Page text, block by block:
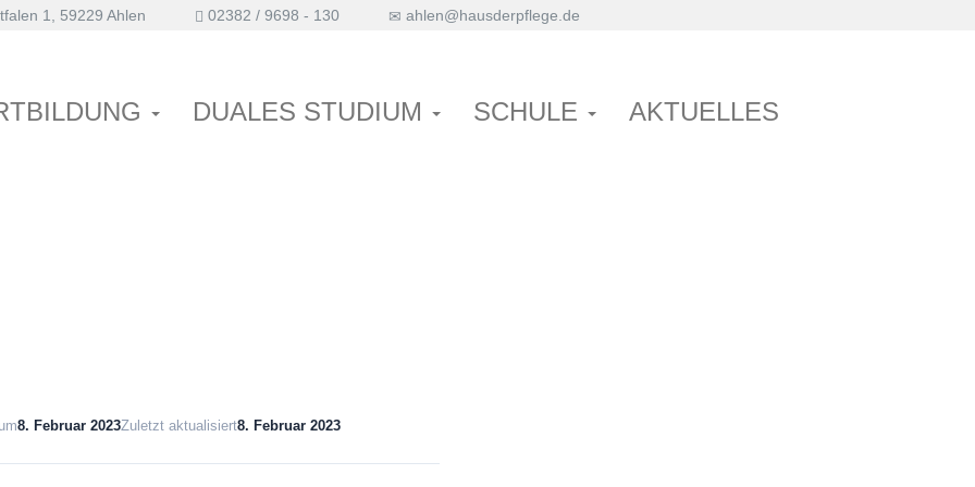
1, 59229 Ahlen 02382 / 9698 - 130 ahlen@hausderpflege.de
DUALES STUDIUM SCHULE
AKTUELLES
8. Februar 2023Zuletzt aktualisiert8. Februar 2023